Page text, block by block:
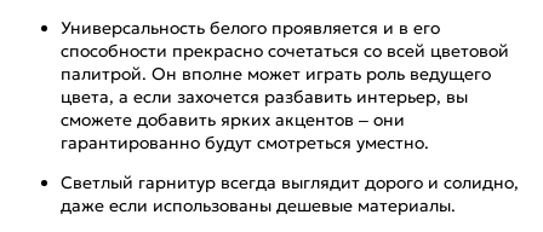
Универсальность белого проявляется и в его
способности прекрасно сочетаться со всей цветовой
палитрой. Он вполне может играть роль ведущего
цвета, а если захочется разбавить интерьер, вы
сможете добавить ярких акцентов – они
гарантированно будут смотреться уместно.
Светлый гарнитур всегда выглядит дорого и солидно,
даже если использованы дешевые материалы.